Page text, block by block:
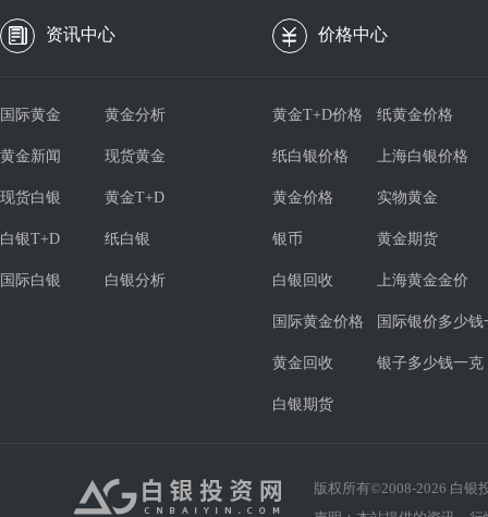
资讯中心 价格中心
国际黄金 黄金分析
黄金新闻 现货黄金
现货白银 黄金T+D
白银T+D 纸白银
国际白银 白银分析
黄金T+D价格 纸黄金价格
纸白银价格 上海白银价格
黄金价格 实物黄金
银币 黄金期货
白银回收 上海黄金金价
国际黄金价格 国际银价多少钱
黄金回收 银子多少钱一克
白银期货
版权所有©2008-2026 白银